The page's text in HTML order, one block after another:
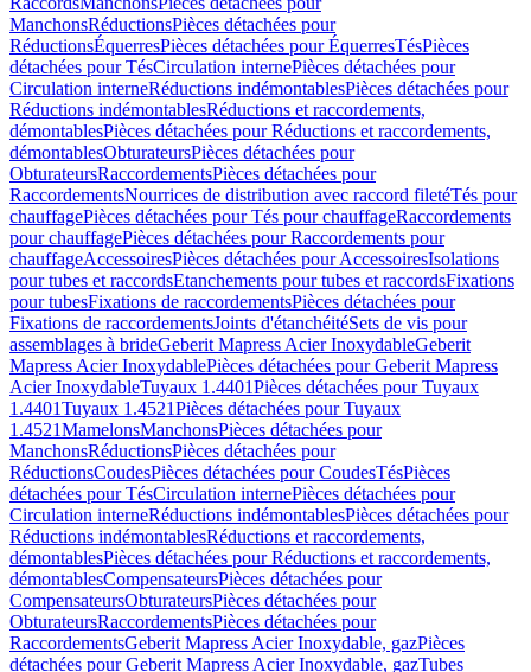
ManchonsRéductionsPièces détachées pour
RéductionsÉquerresPièces détachées pour ÉquerresTésPièces
détachées pour TésCirculation internePièces détachées pour
Circulation interneRéductions indémontablesPièces détachées pour
Réductions indémontablesRéductions et raccordements,
démontablesPièces détachées pour Réductions et raccordements,
démontablesObturateursPièces détachées pour
ObturateursRaccordementsPièces détachées pour
RaccordementsNourrices de distribution avec raccord filetéTés pour
chauffagePièces détachées pour Tés pour chauffageRaccordements
pour chauffagePièces détachées pour Raccordements pour
chauffageAccessoiresPièces détachées pour AccessoiresIsolations
pour tubes et raccordsEtanchements pour tubes et raccordsFixations
pour tubesFixations de raccordementsPièces détachées pour
Fixations de raccordementsJoints d'étanchéitéSets de vis pour
assemblages à brideGeberit Mapress Acier InoxydableGeberit
Mapress Acier InoxydablePièces détachées pour Geberit Mapress
Acier InoxydableTuyaux 1.4401Pièces détachées pour Tuyaux
1.4401Tuyaux 1.4521Pièces détachées pour Tuyaux
1.4521MamelonsManchonsPièces détachées pour
ManchonsRéductionsPièces détachées pour
RéductionsCoudesPièces détachées pour CoudesTésPièces
détachées pour TésCirculation internePièces détachées pour
Circulation interneRéductions indémontablesPièces détachées pour
Réductions indémontablesRéductions et raccordements,
démontablesPièces détachées pour Réductions et raccordements,
démontablesCompensateursPièces détachées pour
CompensateursObturateursPièces détachées pour
ObturateursRaccordementsPièces détachées pour
RaccordementsGeberit Mapress Acier Inoxydable, gazPièces
détachées pour Geberit Mapress Acier Inoxydable, gazTubes